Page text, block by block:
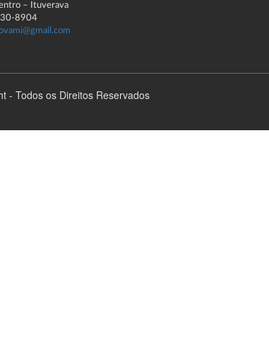
– Ituverava
8904
- Todos os Direitos Reservados